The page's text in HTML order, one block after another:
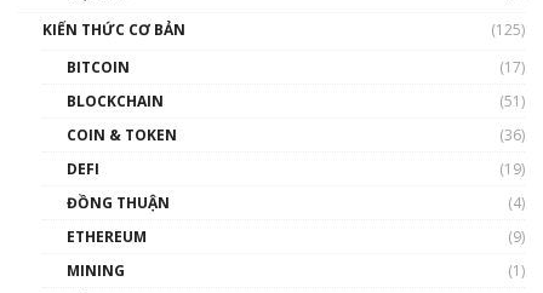
00:43:47
như thể nào?
00:39:31
Phổ cập Blockchain
KIẾN THỨC CƠ BẢN
(125)
BITCOIN
(17)
BLOCKCHAIN
(51)
COIN & TOKEN
(36)
DEFI
(19)
ĐỒNG THUẬN
(4)
ETHEREUM
(9)
MINING
(1)